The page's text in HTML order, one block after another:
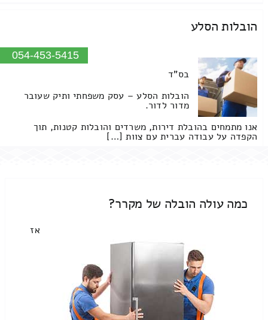
הובלות הסלע
054-453-5415
בס"ד
הובלות הסלע – עסק משפחתי ותיק שעובר
מדור לדור.
אנו מתמחים בהובלת דירות, משרדים והובלות קטנות, תוך
הקפדה על עבודה עברית עם צוות […]
כמה עולה הובלה של מקרר?
אז